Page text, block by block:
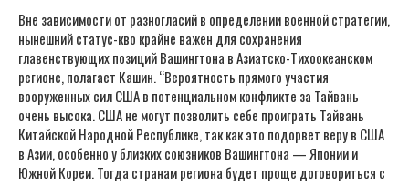
Вне зависимости от разногласий в определении военной стратегии,
нынешний статус-кво крайне важен для сохранения
главенствующих позиций Вашингтона в Азиатско-Тихоокеанском
регионе, полагает Кашин. “Вероятность прямого участия
вооруженных сил США в потенциальном конфликте за Тайвань
очень высока. США не могут позволить себе проиграть Тайвань
Китайской Народной Республике, так как это подорвет веру в США
в Азии, особенно у близких союзников Вашингтона — Японии и
Южной Кореи. Тогда странам региона будет проще договориться с